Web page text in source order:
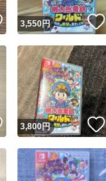
他フリマ実績◯+
スピード&安心発送
※このバッジは実績に基づ
スピード＆安心発送
スピード発送
いいね！
3,550円
いいね！
3,800円